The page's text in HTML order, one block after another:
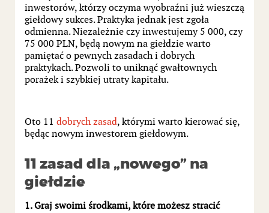
inwestorów, którzy oczyma wyobraźni już wieszczą
giełdowy sukces. Praktyka jednak jest zgoła
odmienna. Niezależnie czy inwestujemy 5 000, czy
75 000 PLN, będą nowym na giełdzie warto
pamiętać o pewnych zasadach i dobrych
praktykach. Pozwoli to uniknąć gwałtownych
porażek i szybkiej utraty kapitału.
Oto 11 dobrych zasad, którymi warto kierować się,
będąc nowym inwestorem giełdowym.
11 zasad dla „nowego” na
giełdzie
1. Graj swoimi środkami, które możesz stracić